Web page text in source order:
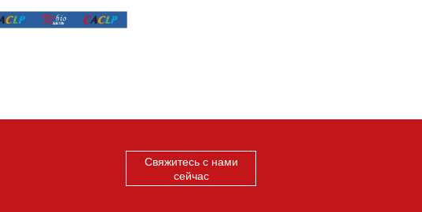
Свяжитесь с нами
сейчас